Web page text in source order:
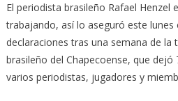
El periodista brasileño Rafael Henzel
trabajando, así lo aseguró este lunes
declaraciones tras una semana de la
brasileño del Chapecoense, que
varios periodistas, jugadores y